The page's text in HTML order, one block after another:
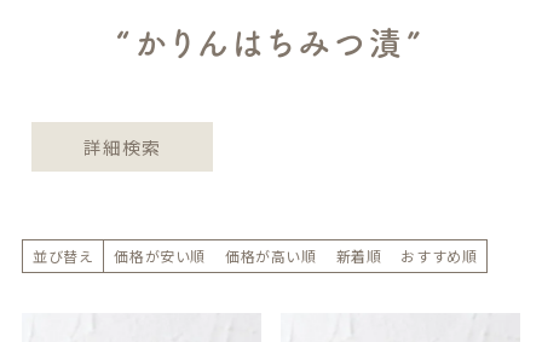
“かりんはちみつ漬”
詳細検索
並び替え 価格が安い順 価格が高い順 新着順 おすすめ順